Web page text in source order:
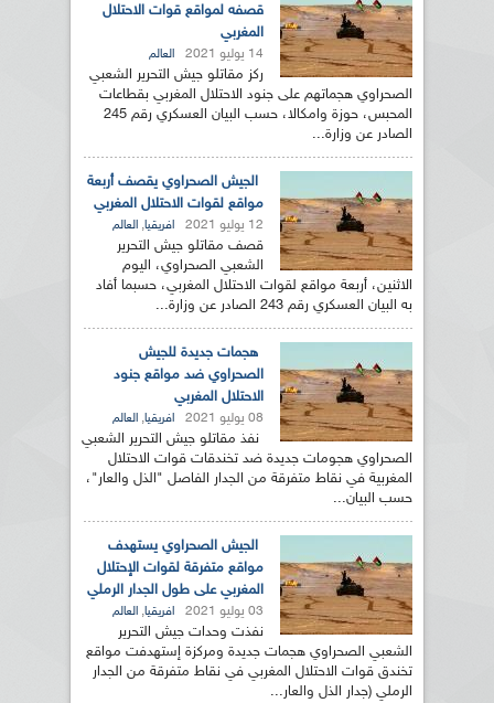
قصفه لمواقع قوات الاحتلال
المغربي
14 يوليو 2021 العالم
ركز مقاتلو جيش التحرير الشعبي
الصحراوي هجماتهم على جنود الاحتلال المغربي بقطاعات
المحبس، حوزة وامكالا، حسب البيان العسكري رقم 245
الصادر عن وزارة...
الجيش الصحراوي يقصف أربعة
مواقع لقوات الاحتلال المغربي
12 يوليو 2021 افريقيا, العالم
قصف مقاتلو جيش التحرير
الشعبي الصحراوي، اليوم
الاثنين، أربعة مواقع لقوات الاحتلال المغربي، حسبما أفاد
به البيان العسكري رقم 243 الصادر عن وزارة...
هجمات جديدة للجيش
الصحراوي ضد مواقع جنود
الاحتلال المغربي
08 يوليو 2021 افريقيا, العالم
نفذ مقاتلو جيش التحرير الشعبي
الصحراوي هجومات جديدة ضد تخندقات قوات الاحتلال
المغربية في نقاط متفرقة من الجدار الفاصل "الذل والعار"،
حسب البيان...
الجيش الصحراوي يستهدف
مواقع متفرقة لقوات الإحتلال
المغربي على طول الجدار الرملي
03 يوليو 2021 افريقيا, العالم
نفذت وحدات جيش التحرير
الشعبي الصحراوي هجمات جديدة ومركزة إستهدفت مواقع
تخندق قوات الاحتلال المغربي في نقاط متفرقة من الجدار
الرملي (جدار الذل والعار...